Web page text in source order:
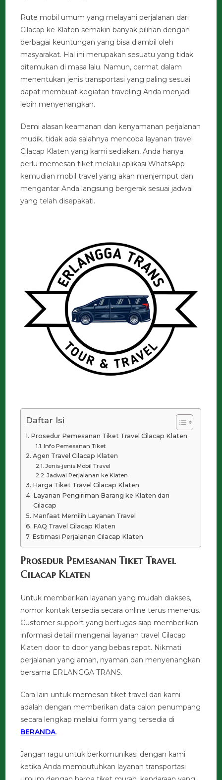
Rute mobil umum yang melayani perjalanan dari
Cilacap ke Klaten semakin banyak pilihan dengan
berbagai keuntungan yang bisa diambil oleh
masyarakat. Hal ini merupakan sesuatu yang tidak
ditemukan di masa lalu. Namun, cermat dalam
menentukan jenis transportasi yang paling sesuai
dapat membuat kegiatan traveling Anda menjadi
lebih menyenangkan.
Demi alasan keamanan dan kenyamanan perjalanan
mudik, tidak ada salahnya mencoba layanan travel
Cilacap Klaten yang kami sediakan, Anda hanya
perlu memesan tiket melalui aplikasi WhatsApp
kemudian mobil travel yang akan menjemput dan
mengantar Anda langsung bergerak sesuai jadwal
yang telah disepakati.
Daftar Isi
Prosedur Pemesanan Tiket Travel Cilacap Klaten
Info Pemesanan Tiket
Agen Travel Cilacap Klaten
Jenis-jenis Mobil Travel
Jadwal Perjalanan ke Klaten
Harga Tiket Travel Cilacap Klaten
Layanan Pengiriman Barang ke Klaten dari
Cilacap
Manfaat Memilih Layanan Travel
FAQ Travel Cilacap Klaten
Estimasi Perjalanan Cilacap Klaten
Prosedur Pemesanan Tiket Travel
Cilacap Klaten
Untuk memberikan layanan yang mudah diakses,
nomor kontak tersedia secara online terus menerus.
Customer support yang bertugas siap memberikan
informasi detail mengenai layanan travel Cilacap
Klaten door to door yang bebas repot. Nikmati
perjalanan yang aman, nyaman dan menyenangkan
bersama ERLANGGA TRANS.
Cara lain untuk memesan tiket travel dari kami
adalah dengan memberikan data calon penumpang
secara lengkap melalui form yang tersedia di
BERANDA.
Jangan ragu untuk berkomunikasi dengan kami
ketika Anda membutuhkan layanan transportasi